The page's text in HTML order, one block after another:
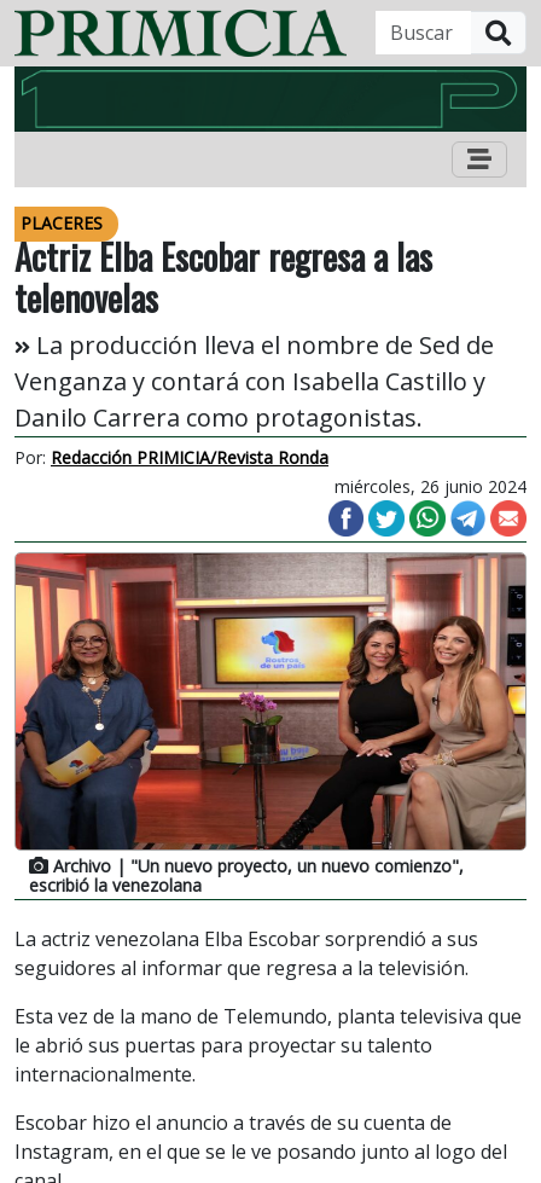
PLACERES
Actriz Elba Escobar regresa a las
telenovelas
La producción lleva el nombre de Sed de
Venganza y contará con Isabella Castillo y
Danilo Carrera como protagonistas.
Por: Redacción PRIMICIA/Revista Ronda
miércoles, 26 junio 2024
Archivo | "Un nuevo proyecto, un nuevo comienzo",
escribió la venezolana
La actriz venezolana Elba Escobar sorprendió a sus
seguidores al informar que regresa a la televisión.
Esta vez de la mano de Telemundo, planta televisiva que
le abrió sus puertas para proyectar su talento
internacionalmente.
Escobar hizo el anuncio a través de su cuenta de
Instagram, en el que se le ve posando junto al logo del